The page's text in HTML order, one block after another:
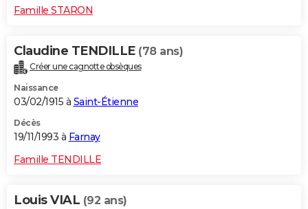
Famille STARON
Claudine TENDILLE (78 ans)
Créer une cagnotte obsèques
Naissance
03/02/1915 à Saint-Étienne
Décès
19/11/1993 à Farnay
Famille TENDILLE
Louis VIAL (92 ans)